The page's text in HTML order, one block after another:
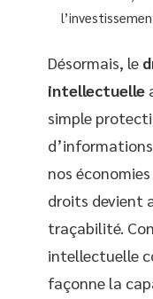
Désormais, le
intellectuelle
simple
nos
droits devient
traçabilité.
intellectuelle
façonne la